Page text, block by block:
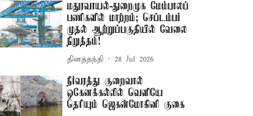
மதுரவாயல்-துறைமுக மேம்பாலப்
பணிகளில் மாற்றம்; செப்டம்பர்
முதல் ஆற்றுப்பகுதியில் வேலை
நிறுத்தம்!
தினத்தந்தி 28 Jul 2026
நீர்வரத்து குறைவால்
ஒகேனக்கல்லில் வெளியே
தெரியும் ஜெகன்மோகினி குகை